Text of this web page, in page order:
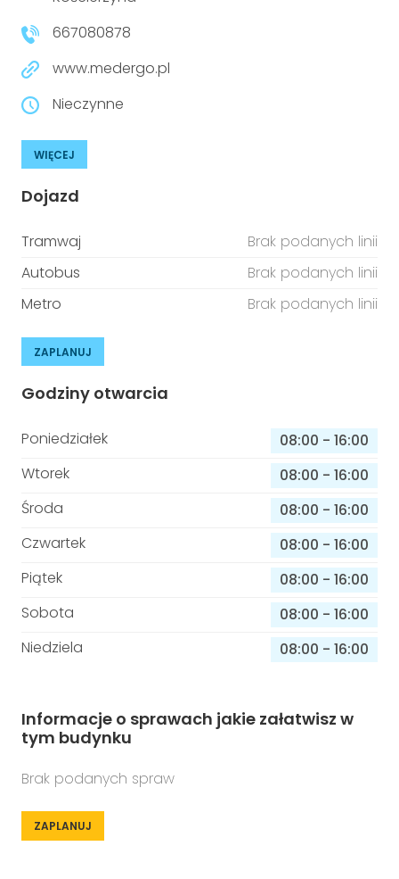
Prawo
Prawa osób z niepełnosprawnościami
Aktualności
667080878
www.medergo.pl
Nieczynne
WIĘCEJ
Dojazd
Tramwaj
Brak podanych linii
Autobus
Brak podanych linii
Metro
Brak podanych linii
ZAPLANUJ
Godziny otwarcia
Poniedziałek 08:00 - 16:00
Wtorek
08:00 - 16:00
Środa
08:00 - 16:00
Czwartek
08:00 - 16:00
Piątek
08:00 - 16:00
Sobota
08:00 - 16:00
Niedziela
08:00 - 16:00
Informacje o sprawach jakie załatwisz w
tym budynku
Brak podanych spraw
ZAPLANUJ